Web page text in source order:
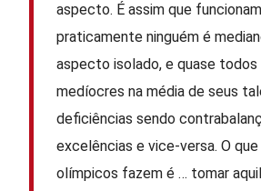
aspecto. É assim que
praticamente ninguém é
aspecto isolado, e quase todos
medíocres na média de seus
deficiências sendo
excelências e vice-versa. O
olímpicos fazem é … tomar